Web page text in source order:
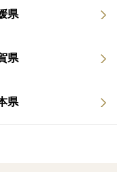
キズ、シミがついて
県
県
県